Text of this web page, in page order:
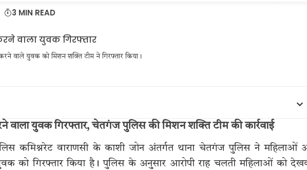
3 MIN READ
वाले युवक को मिशन शक्ति टीम ने गिरफ्तार किया।
युवक गिरफ्तार, चेतगंज पुलिस की मिशन शक्ति टीम की कार्रवाई
कमिश्नरेट वाराणसी के काशी जोन अंतर्गत थाना चेतगंज पुलिस ने महिलाओं
को गिरफ्तार किया है। पुलिस के अनुसार आरोपी राह चलती महिलाओं को